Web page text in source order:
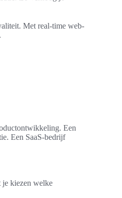
Met real-time web-
Een
Een SaaS-bedrijf
je kiezen welke